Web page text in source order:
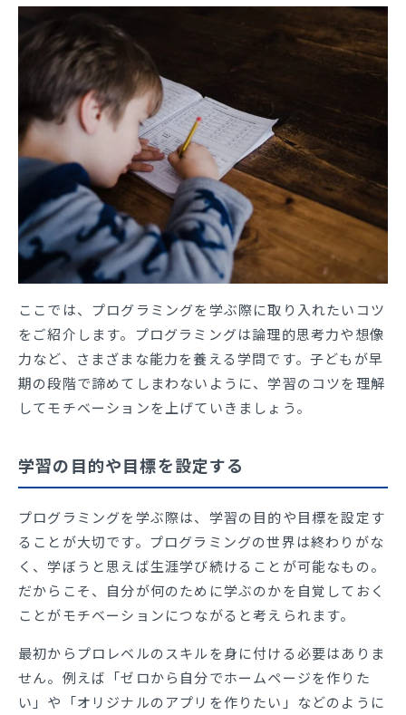
ここでは、プログラミングを学ぶ際に取り入れたいコツ
をご紹介します。プログラミングは論理的思考力や想像
力など、さまざまな能力を養える学問です。子どもが早
期の段階で諦めてしまわないように、学習のコツを理解
してモチベーションを上げていきましょう。
学習の目的や目標を設定する
プログラミングを学ぶ際は、学習の目的や目標を設定す
ることが大切です。プログラミングの世界は終わりがな
く、学ぼうと思えば生涯学び続けることが可能なもの。
だからこそ、自分が何のために学ぶのかを自覚しておく
ことがモチベーションにつながると考えられます。
最初からプロレベルのスキルを身に付ける必要はありま
せん。例えば「ゼロから自分でホームページを作りた
い」や「オリジナルのアプリを作りたい」などのように